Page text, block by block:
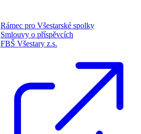
Rámec pro Všestarské spolky
Smlouvy o příspěvcích
FBŠ Všestary z.s.